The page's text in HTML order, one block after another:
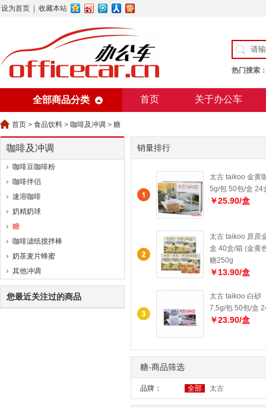
设为首页 收藏本站
热门搜索
全部商品分类 首页 关于办公车
首页 > 食品饮料 > 咖啡及冲调 > 糖
咖啡及冲调
咖啡豆咖啡粉
咖啡伴侣
速溶咖啡
奶精奶球
糖
咖啡滤纸搅拌棒
奶茶麦片蜂蜜
其他冲调
您最近关注过的商品
销量排行
太古 taikoo 金黄
5g/包 50包/盒 24
￥25.90/盒
太古 taikoo 原蔗
盒 40盒/箱 (金黄
糖250g
￥13.90/盒
太古 taikoo 白砂
7.5g/包 50包/盒
￥23.90/盒
糖-商品筛选
品牌： 全部 太古